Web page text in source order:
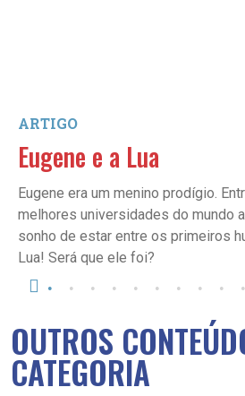
ARTIGO
Eugene e a Lua
Eugene era um menino prodígio.
melhores universidades do mundo
sonho de estar entre os primeiros
Lua! Será que ele foi?
OUTROS
CATEGORIA